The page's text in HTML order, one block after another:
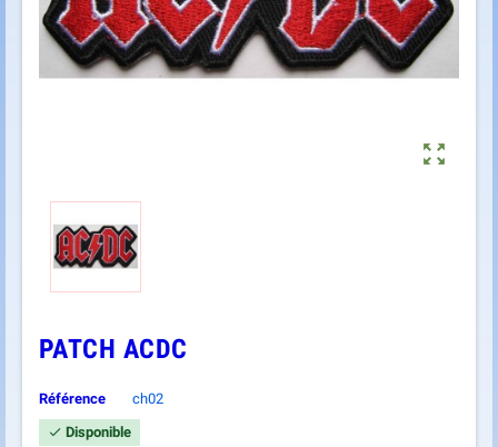

PATCH ACDC
Référence ch02
 Disponible